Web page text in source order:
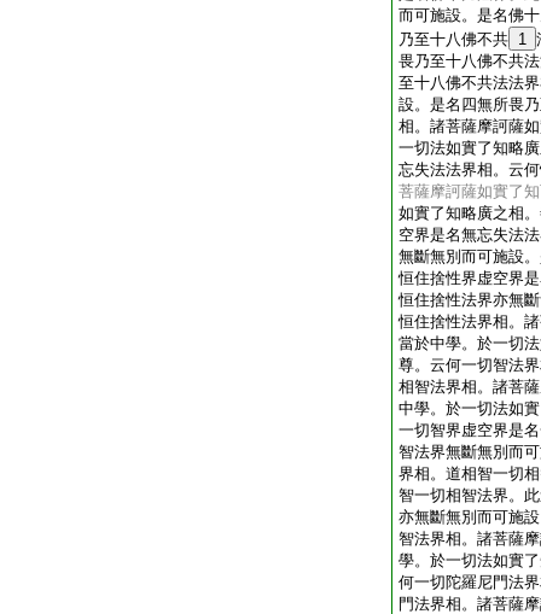
而可施設。是名佛
乃至十八佛不共 1
畏乃至十八佛不共
至十八佛不共法法
設。是名四無所畏
相。諸菩薩摩訶薩
一切法如實了知略
忘失法法界相。云
菩薩摩訶薩如實了
如實了知略廣之相
空界是名無忘失法
無斷無別而可施設
恒住捨性界虚空界
恒住捨性法界亦無
恒住捨性法界相。
當於中學。於一切
尊。云何一切智法
相智法界相。諸菩
中學。於一切法如
一切智界虚空界是
智法界無斷無別而
界相。道相智一切
智一切相智法界。
亦無斷無別而可施
智法界相。諸菩薩
學。於一切法如實
何一切陀羅尼門法
門法界相。諸菩薩